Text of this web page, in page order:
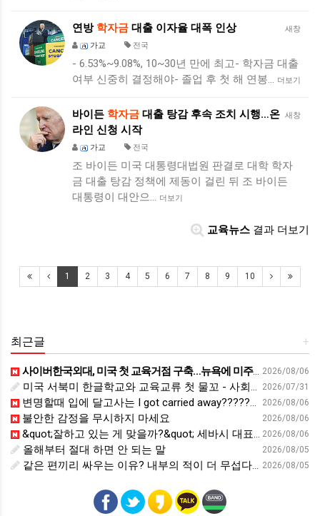
새창
연방 학자금 대출 이자율 대폭 인상
가교 전국
- 6.53%~9.08%, 10~30년 만에 최고- 학자금 대출
여부 신중히 결정해야- 졸업 후 첫 해 연봉… 더보기
새창
바이든 학자금 대출 탕감 후속 조치 시행…온
라인 신청 시작
가교 전국
조 바이든 미국 대통령대법원 판결로 대학 학자
금 대출 탕감 정책에 제동이 걸린 뒤 조 바이든
대통령이 대안으… 더보기
교육뉴스 결과 더보기
1 2 3 4 5 6 7 8 9 10
+
최근글
2026/08/06
사이버한국외대, 미국 첫 교육거점 구축…뉴욕에 미주글로벌센터 개소 - 재외동포신문
2026/07/31
미국 서북미 한글학교와 교육교류 첫 물꼬 - 사회적경제뉴스
2026/08/06
변명할때 입에 달고사는 I got carried away????????
2026/08/06
불안한 감정을 무시하지 마세요
2026/08/06
&quot;잘하고 있는 게 맞을까?&quot; 세바시 대표가 비교 지옥에서 탈출한 방법 [#세바시45 에디토리얼 ep.2]
2026/08/05
올해부터 절대 하면 안 되는 말
2026/08/05
같은 편끼리 싸우는 이유? 내부의 적이 더 무섭다? 인간이 갈등을 빚는 이유ㅣ최재천의 아마존